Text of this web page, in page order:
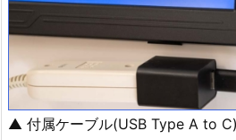
▲ 付属ケーブル(USB Type A to